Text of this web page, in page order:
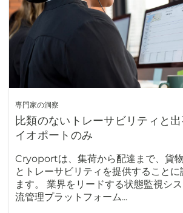
専門家の洞察
比類のないトレーサビリティと
イオポートのみ
Cryoportは、集荷から配達まで、貨
とトレーサビリティを提供すること
ます。 業界をリードする状態監視シ
流管理プラットフォーム...